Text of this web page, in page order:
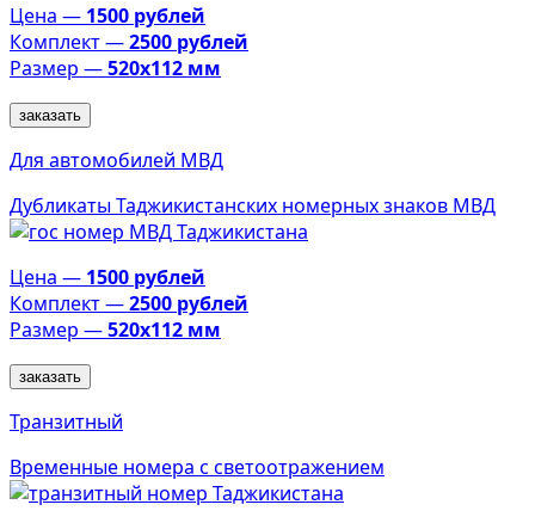
Цена — 1500 рублей
Комплект —2500 рублей
Размер —520х112 мм
заказать
Для автомобилей МВД
Дубликаты Таджикистанских номерных знаков МВД
Цена — 1500 рублей
Комплект —2500 рублей
Размер —520х112 мм
заказать
Транзитный
Временные номера с светоотражением